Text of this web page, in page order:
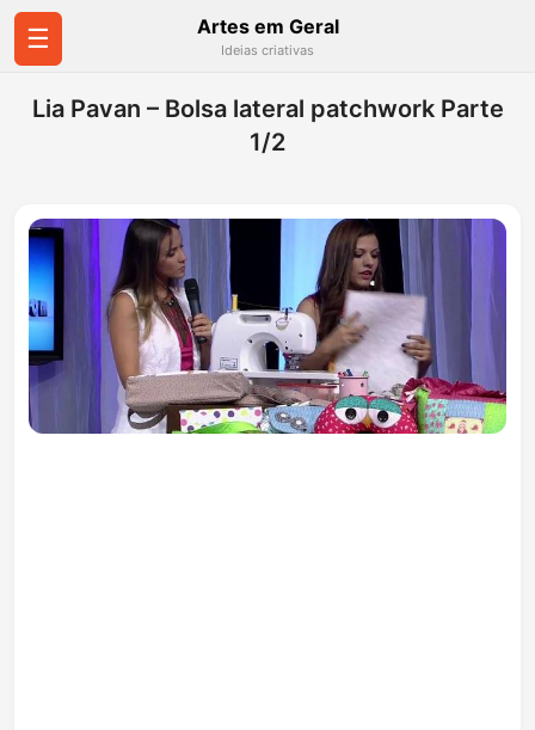
☰ Artes em Geral
Ideias criativas
Lia Pavan – Bolsa lateral patchwork Parte
1/2